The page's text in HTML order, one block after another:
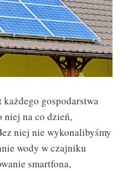
gospodarstwa
niej na co dzień,
niej nie wykonalibyśmy
wody w czajniku
smartfona,